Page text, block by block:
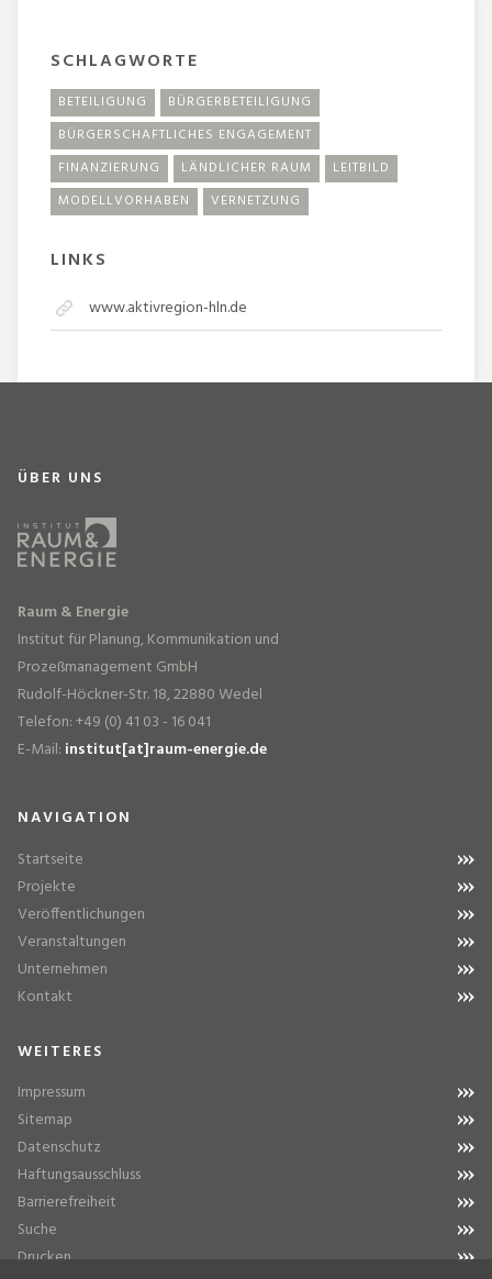
SCHLAGWORTE
BETEILIGUNG
BÜRGERBETEILIGUNG
BÜRGERSCHAFTLICHES ENGAGEMENT
FINANZIERUNG
LÄNDLICHER RAUM
LEITBILD
MODELLVORHABEN
VERNETZUNG
LINKS
www.aktivregion-hln.de
ÜBER UNS
Raum & Energie
Institut für Planung, Kommunikation und
Prozeßmanagement GmbH
Rudolf-Höckner-Str. 18, 22880 Wedel
Telefon: +49 (0) 41 03 - 16 041
E-Mail: institut[at]raum-energie.de
NAVIGATION
Startseite
Projekte
Veröffentlichungen
Veranstaltungen
Unternehmen
Kontakt
WEITERES
Impressum
Sitemap
Datenschutz
Haftungsausschluss
Barrierefreiheit
Suche
Drucken